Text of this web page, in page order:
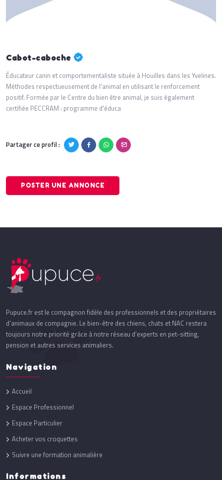
Cabot-caboche
Éducateur canin et comportementaliste située à Houilles dans les Yvelines.
Méthodes respectueusement de l'animal en utilisant le renforcement
positif. Formée par le Centre du bien être animal, je suis également
certifiée PECCRAM : programme d'éduca
Partager ce profil :
POSTER UNE ANNONCE
Pupuce.fr est le compagnon fidèle des professionnels et des propriétaires
d’animaux de compagnie. Le bien-être des chiens, chats et NAC restera
toujours notre priorité grâce à notre réseau d’experts en pet-sitting,
pension et autres services animaliers.
Navigation
Accueil
Espace Professionnel
Espace Particulier
Acheter vos croquettes
Suivre une formation animalière
Informations